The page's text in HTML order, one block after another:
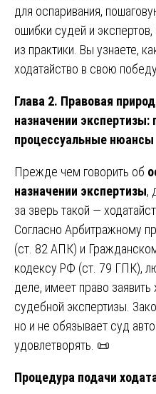
для оспаривания,
ошибки судей и
из практики. Вы узнаете,
ходатайство в свою
Глава 2. Правовая
назначении экспертизы:
процессуальные нюансы
Прежде чем говорить об
назначении экспертизы,
за зверь такой —
Согласно Арбитражному
(ст. 82 АПК) и
кодексу РФ (ст. 79 ГПК),
деле, имеет право заявить
судебной экспертизы.
но и не обязывает суд
удовлетворять. 📜
Процедура подачи